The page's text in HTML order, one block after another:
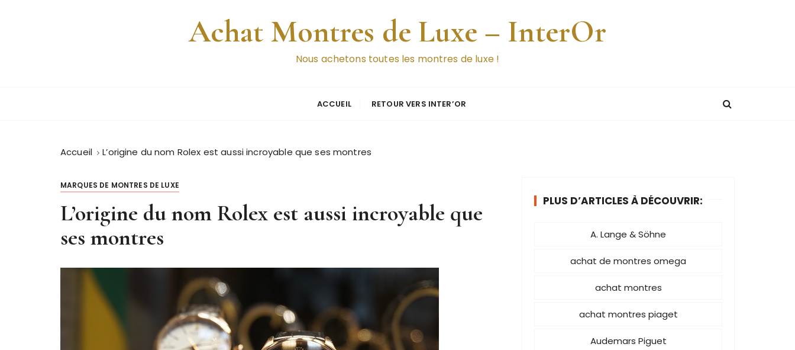
Achat Montres de Luxe – InterOr
Nous achetons toutes les montres de luxe !
ACCUEIL RETOUR VERS INTER’OR
Accueil L’origine du nom Rolex est aussi incroyable que ses montres
MARQUES DE MONTRES DE LUXE
L’origine du nom Rolex est aussi incroyable que
ses montres
PLUS D’ARTICLES À DÉCOUVRIR:
A. Lange & Söhne
achat de montres omega
achat montres
achat montres piaget
Audemars Piguet